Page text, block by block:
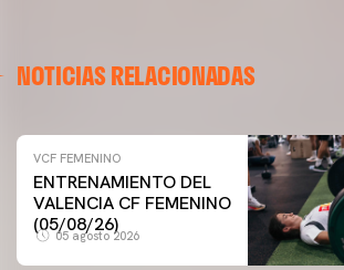
NOTICIAS RELACIONADAS
VCF FEMENINO
ENTRENAMIENTO DEL
VALENCIA CF FEMENINO
(05/08/26)
05 agosto 2026
VCF FEMENINO
ENTRENAMIENTO DEL VALENCIA CF
(04/08/26)